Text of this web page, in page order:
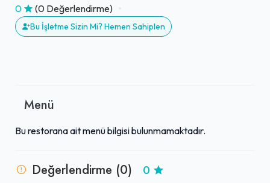
0 (0 Değerlendirme)
Bu İşletme Sizin Mi? Hemen Sahiplen
Menü
Bu restorana ait menü bilgisi bulunmamaktadır.
Değerlendirme (0) 0